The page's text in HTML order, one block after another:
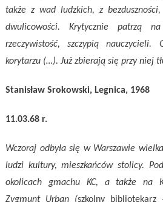
także z wad ludzkich, z
dwulicowości. Krytycznie patrzą
rzeczywistość, szczypią nauczycieli.
korytarzu (…). Już zbierają się przy niej
Stanisław Srokowski, Legnica, 1968
11.03.68 r.
Wczoraj odbyła się w Warszawie
ludzi kultury, mieszkańców stolicy.
okolicach gmachu KC, a także na
Zygmunt Urban (szkolny bibliotekarz